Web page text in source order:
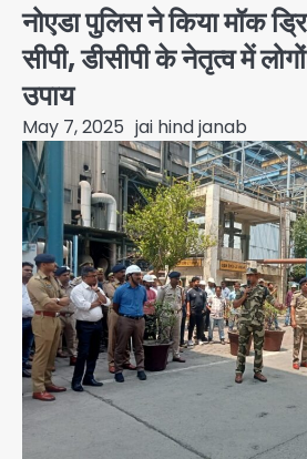
नोएडा पुलिस ने किया मॉक
सीपी, डीसीपी के नेतृत्व में
उपाय
May 7, 2025 jai hind janab